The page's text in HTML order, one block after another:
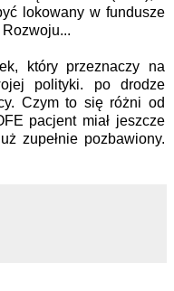
lokowany w fundusze
który przeznaczy na
polityki. po drodze
Czym to się różni od
pacjent miał jeszcze
zupełnie pozbawiony.